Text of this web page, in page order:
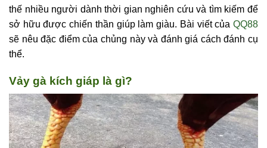
thế nhiều người dành thời gian nghiên cứu và tìm kiếm để
sở hữu được chiến thần giúp làm giàu. Bài viết của QQ88
sẽ nêu đặc điểm của chủng này và đánh giá cách đánh cụ
thể.
Vảy gà kích giáp là gì?